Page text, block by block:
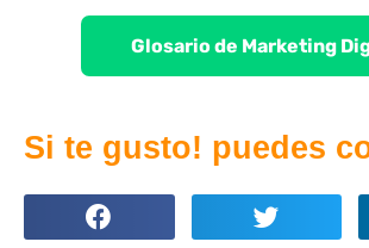
Glosario de Marketing
Si te gusto! puedes